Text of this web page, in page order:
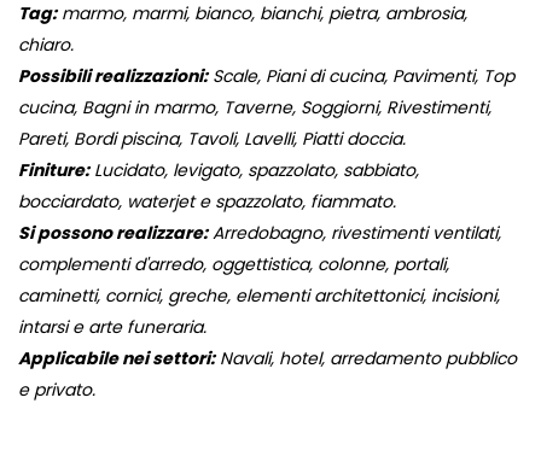
Tag:marmo, marmi, bianco, bianchi, pietra, ambrosia,
chiaro.
Possibili realizzazioni:Scale, Piani di cucina, Pavimenti, Top
cucina, Bagni in marmo, Taverne, Soggiorni, Rivestimenti,
Pareti, Bordi piscina, Tavoli, Lavelli, Piatti doccia.
Finiture:Lucidato, levigato, spazzolato, sabbiato,
bocciardato, waterjet e spazzolato, fiammato.
Si possono realizzare:Arredobagno, rivestimenti ventilati,
complementi d'arredo, oggettistica, colonne, portali,
caminetti, cornici, greche, elementi architettonici, incisioni,
intarsi e arte funeraria.
Applicabile nei settori:Navali, hotel, arredamento pubblico
e privato.